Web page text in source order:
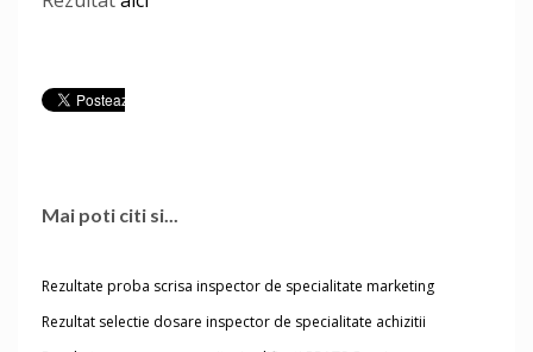
Mai poti citi si...
Rezultate proba scrisa inspector de specialitate marketing
Rezultat selectie dosare inspector de specialitate achizitii